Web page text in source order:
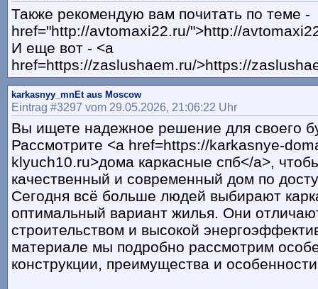
Также рекомендую вам почитать по теме -
href="http://avtomaxi22.ru/">http://
И еще вот - <a
href=https://zaslushaem.ru/>https://
karkasnyy_mnEt aus Moscow
Eintrag #3297 vom 29.05.2026, 21:06:22 Uhr
Вы ищете надежное решение для своего
Рассмотрите <a href=https://karkasnye-
klyuch10.ru>дома каркасные спб</a>,
качественный и современный дом по
Сегодня всё больше людей выбирают
оптимальный вариант жилья. Они
строительством и высокой
материале мы подробно рассмотрим
конструкции, преимущества и